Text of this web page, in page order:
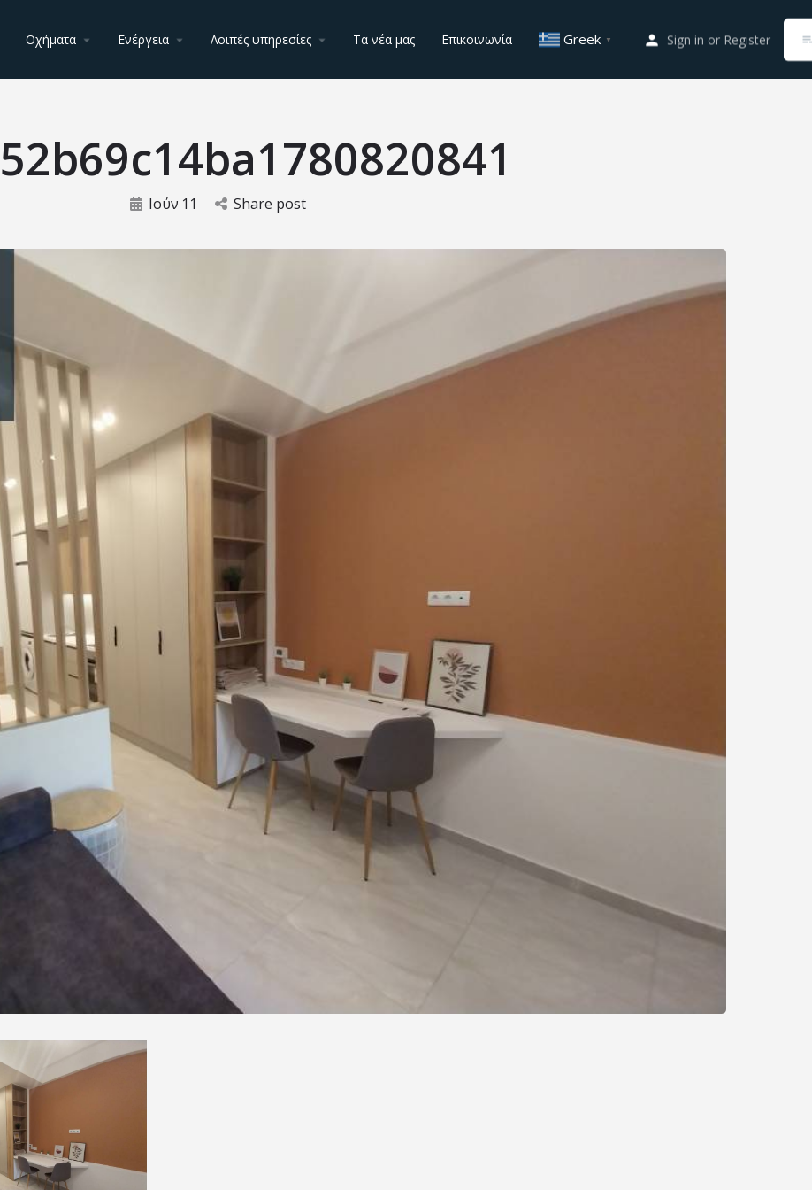
Οχήματα Ενέργεια Λοιπές υπηρεσίες Τα νέα μας Επικοινωνία Greek ▼ Sign in or Register
Ιούν 11 Share post